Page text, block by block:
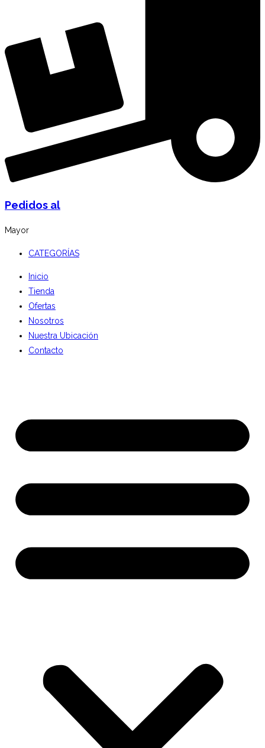
Pedidos al
Mayor
CATEGORÍAS
Inicio
Tienda
Ofertas
Nosotros
Nuestra Ubicación
Contacto